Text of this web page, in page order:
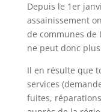
Depuis le 1er
assainissement
de communes de
ne peut donc
Il en résulte que
services
fuites,